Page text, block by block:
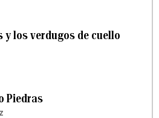
y los verdugos de cuello
Piedras